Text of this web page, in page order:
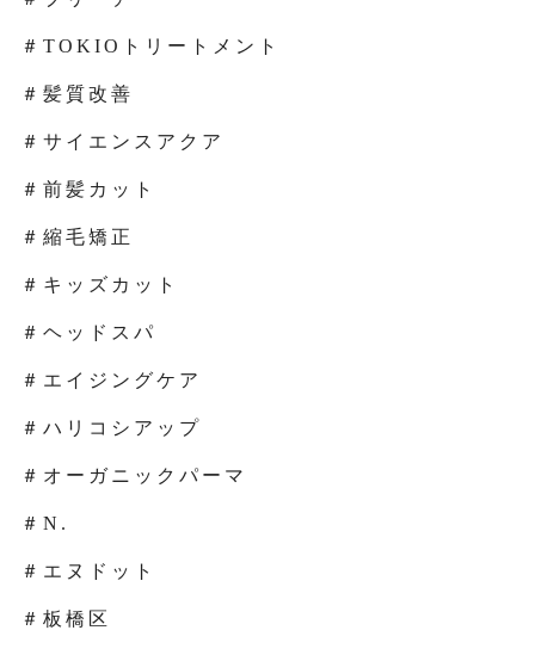
＃TOKIOトリートメント
＃髪質改善
＃サイエンスアクア
＃前髪カット
＃縮毛矯正
＃キッズカット
＃ヘッドスパ
＃エイジングケア
＃ハリコシアップ
＃オーガニックパーマ
＃N.
＃エヌドット
＃板橋区